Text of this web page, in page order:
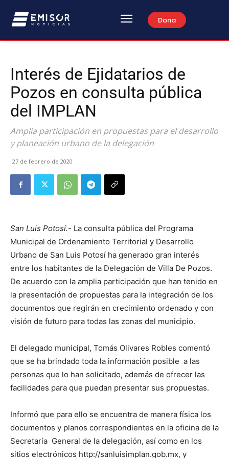
Dona
Interés de Ejidatarios de
Pozos en consulta pública
del IMPLAN
Amplia participación en propuestas para el desarrollo
y planeación urbano de la delegación
27 de febrero de 2020
San Luis Potosí.- La consulta pública del Programa
Municipal de Ordenamiento Territorial y Desarrollo
Urbano de San Luis Potosí ha generado gran interés
entre los habitantes de la Delegación de Villa De Pozos.
De acuerdo con la amplia participación que han tenido en
la presentación de propuestas para la integración de los
documentos que regirán en crecimiento ordenado y con
visión de futuro para todas las zonas del municipio.
El delegado municipal, Tomás Olivares Robles comentó
que se ha brindado toda la información posible a las
personas que lo han solicitado, además de ofrecer las
facilidades para que puedan presentar sus propuestas.
Informó que para ello se encuentra de manera física los
documentos y planos correspondientes en la oficina de la
Secretaría General de la delegación, así como en los
sitios electrónicos http://sanluisimplan.gob.mx, y